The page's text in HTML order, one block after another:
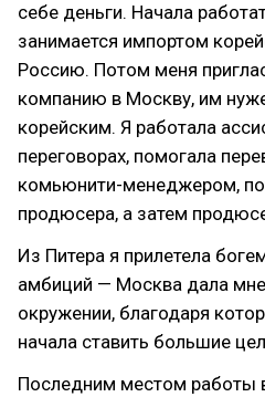
себе деньги. Начала
занимается импортом
Россию. Потом меня
компанию в Москву, им
корейским. Я работала
переговорах, помогала
комьюнити-менеджером,
продюсера, а затем
Из Питера я прилетела
амбиций — Москва дала
окружении, благодаря
начала ставить большие
Последним местом работы